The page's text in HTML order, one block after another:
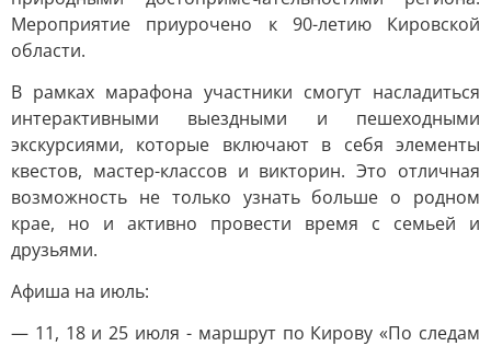
Мероприятие приурочено к 90-летию Кировской
области.
В рамках марафона участники смогут насладиться
интерактивными выездными и пешеходными
экскурсиями, которые включают в себя элементы
квестов, мастер-классов и викторин. Это отличная
возможность не только узнать больше о родном
крае, но и активно провести время с семьей и
друзьями.
Афиша на июль:
— 11, 18 и 25 июля - маршрут по Кирову «По следам